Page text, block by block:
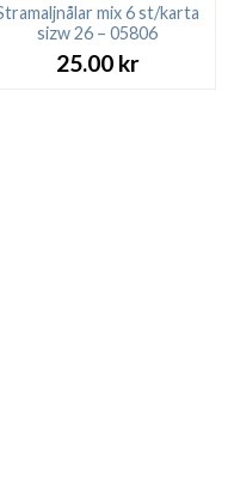
mix 6 st/karta
sizw 26 – 05806
25.00 kr